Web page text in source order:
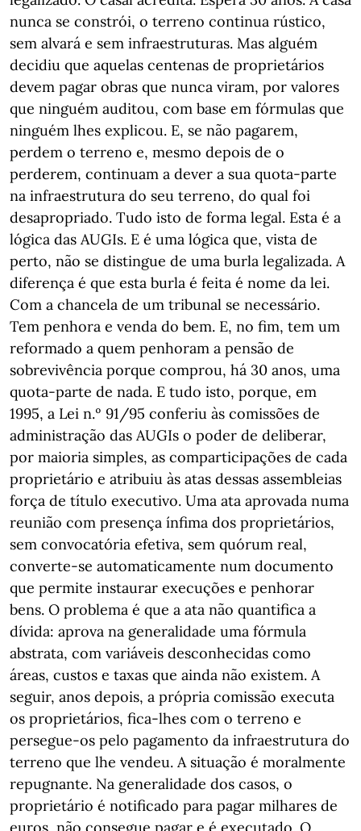
nunca se constrói, o terreno continua rústico,
sem alvará e sem infraestruturas. Mas alguém
decidiu que aquelas centenas de proprietários
devem pagar obras que nunca viram, por valores
que ninguém auditou, com base em fórmulas que
ninguém lhes explicou. E, se não pagarem,
perdem o terreno e, mesmo depois de o
perderem, continuam a dever a sua quota-parte
na infraestrutura do seu terreno, do qual foi
desapropriado. Tudo isto de forma legal. Esta é a
lógica das AUGIs. E é uma lógica que, vista de
perto, não se distingue de uma burla legalizada. A
diferença é que esta burla é feita é nome da lei.
Com a chancela de um tribunal se necessário.
Tem penhora e venda do bem. E, no fim, tem um
reformado a quem penhoram a pensão de
sobrevivência porque comprou, há 30 anos, uma
quota-parte de nada. E tudo isto, porque, em
1995, a Lei n.º 91/95 conferiu às comissões de
administração das AUGIs o poder de deliberar,
por maioria simples, as comparticipações de cada
proprietário e atribuiu às atas dessas assembleias
força de título executivo. Uma ata aprovada numa
reunião com presença ínfima dos proprietários,
sem convocatória efetiva, sem quórum real,
converte-se automaticamente num documento
que permite instaurar execuções e penhorar
bens. O problema é que a ata não quantifica a
dívida: aprova na generalidade uma fórmula
abstrata, com variáveis desconhecidas como
áreas, custos e taxas que ainda não existem. A
seguir, anos depois, a própria comissão executa
os proprietários, fica-lhes com o terreno e
persegue-os pelo pagamento da infraestrutura do
terreno que lhe vendeu. A situação é moralmente
repugnante. Na generalidade dos casos, o
proprietário é notificado para pagar milhares de